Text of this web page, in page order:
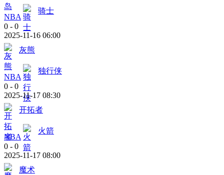
NBA
骑士
0 - 0
2025-11-16 06:00
灰熊
NBA
独行侠
0 - 0
2025-11-17 08:30
开拓者
NBA
火箭
0 - 0
2025-11-17 08:00
魔术